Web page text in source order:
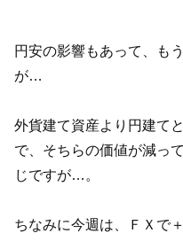
円安の影響もあって、も
が…
外貨建て資産より円建て
で、そちらの価値が減っ
じですが…。
ちなみに今週は、ＦＸで